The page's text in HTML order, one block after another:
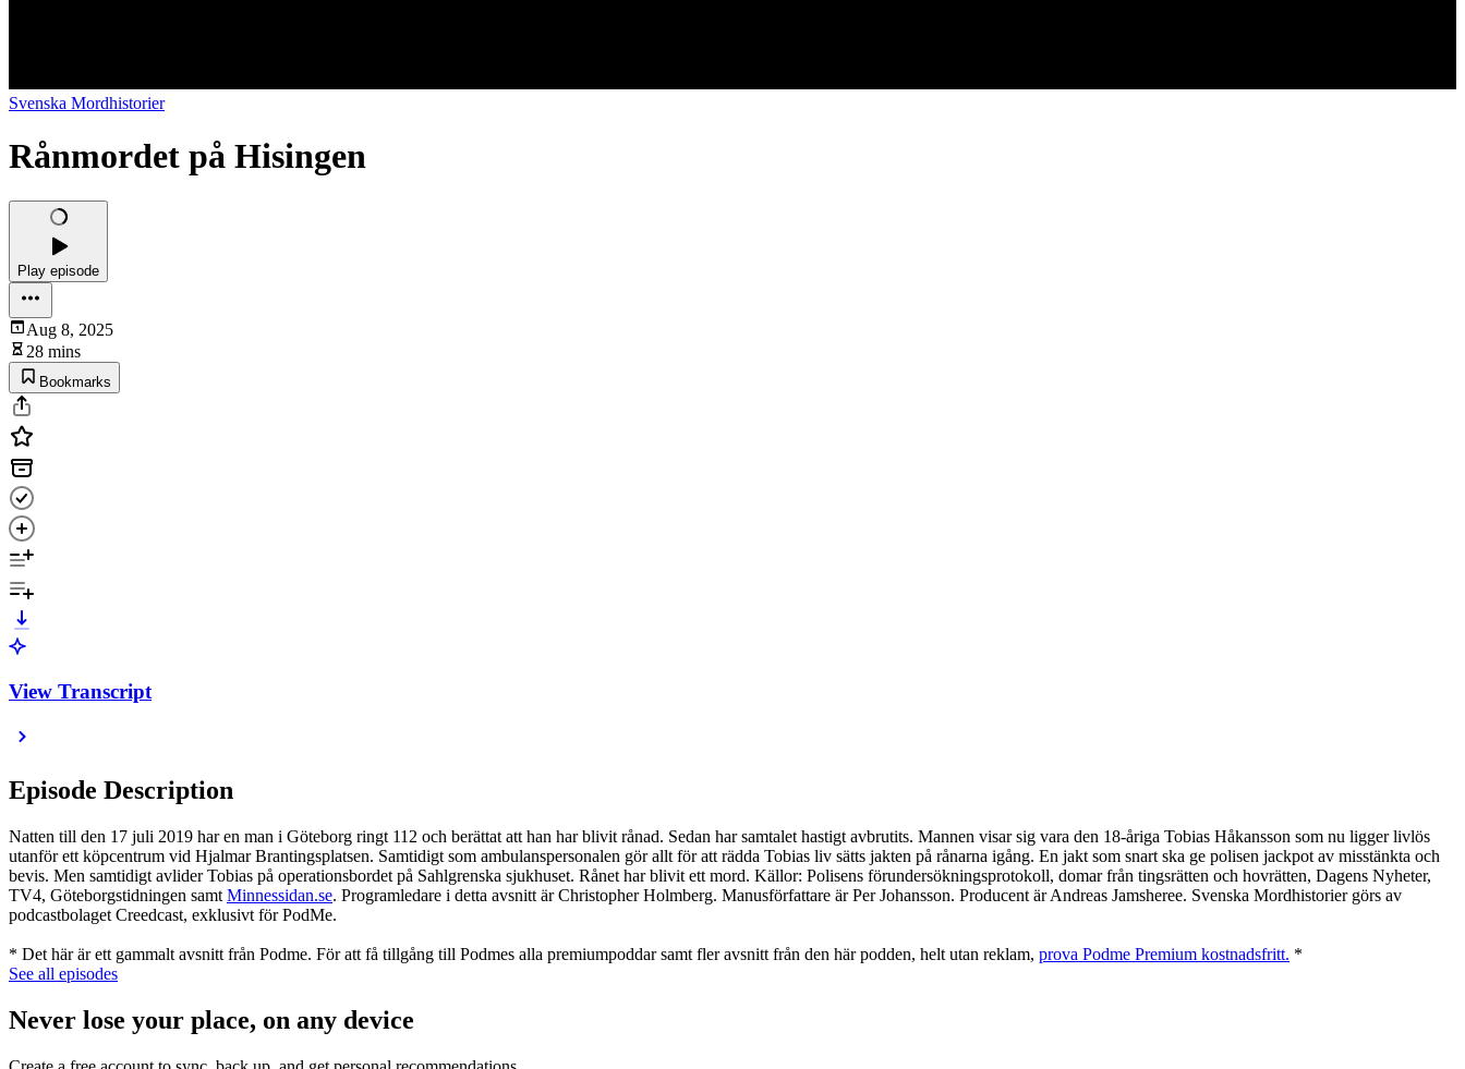
Svenska Mordhistorier
Rånmordet på Hisingen
Play episode
Aug 8, 2025
28 mins
Bookmarks
View Transcript
Episode Description
Natten till den 17 juli 2019 har en man i Göteborg ringt 112 och berättat att han har blivit rånad. Sedan har samtalet hastigt avbrutits. Mannen visar sig vara den 18-åriga Tobias Håkansson som nu ligger livlös
utanför ett köpcentrum vid Hjalmar Brantingsplatsen. Samtidigt som ambulanspersonalen gör allt för att rädda Tobias liv sätts jakten på rånarna igång. En jakt som snart ska ge polisen jackpot av misstänkta och
bevis. Men samtidigt avlider Tobias på operationsbordet på Sahlgrenska sjukhuset. Rånet har blivit ett mord. Källor: Polisens förundersökningsprotokoll, domar från tingsrätten och hovrätten, Dagens Nyheter,
TV4, Göteborgstidningen samt Minnessidan.se. Programledare i detta avsnitt är Christopher Holmberg. Manusförfattare är Per Johansson. Producent är Andreas Jamsheree. Svenska Mordhistorier görs av
podcastbolaget Creedcast, exklusivt för PodMe.
* Det här är ett gammalt avsnitt från Podme. För att få tillgång till Podmes alla premiumpoddar samt fler avsnitt från den här podden, helt utan reklam, prova Podme Premium kostnadsfritt. *
See all episodes
Never lose your place, on any device